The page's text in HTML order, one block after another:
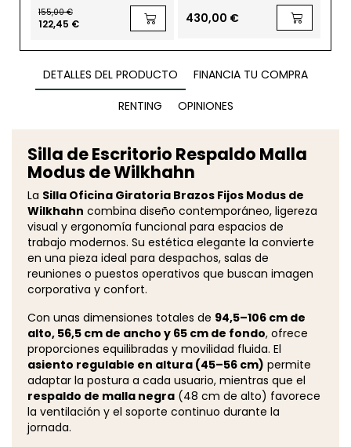
en Piel Negra de Bene
155,00 €
122,45 €
430,00 €
DETALLES DEL PRODUCTO
FINANCIA TU COMPRA
RENTING
OPINIONES
Silla de Escritorio Respaldo Malla
Modus de Wilkhahn
La Silla Oficina Giratoria Brazos Fijos Modus de
Wilkhahn combina diseño contemporáneo, ligereza
visual y ergonomía funcional para espacios de
trabajo modernos. Su estética elegante la convierte
en una pieza ideal para despachos, salas de
reuniones o puestos operativos que buscan imagen
corporativa y confort.
Con unas dimensiones totales de 94,5–106 cm de
alto, 56,5 cm de ancho y 65 cm de fondo, ofrece
proporciones equilibradas y movilidad fluida. El
asiento regulable en altura (45–56 cm) permite
adaptar la postura a cada usuario, mientras que el
respaldo de malla negra (48 cm de alto) favorece
la ventilación y el soporte continuo durante la
jornada.